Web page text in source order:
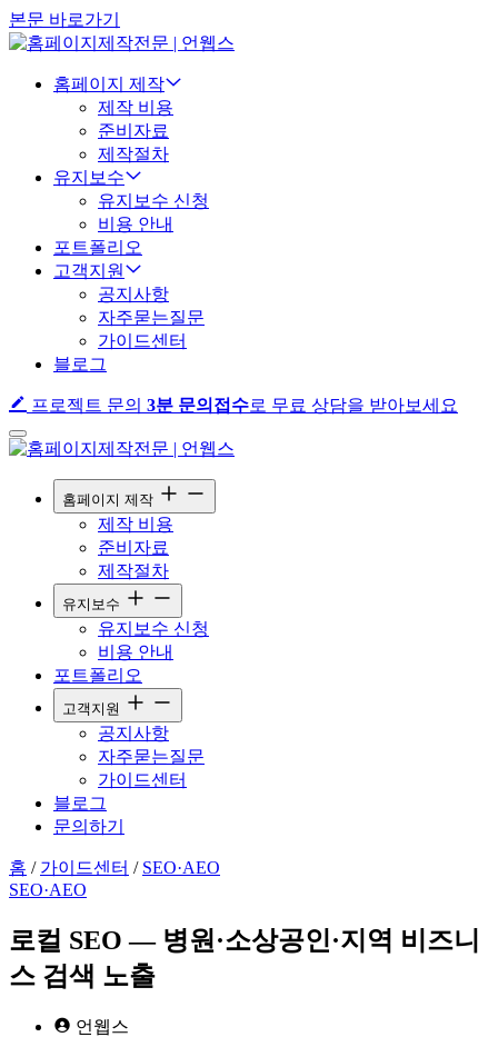
본문 바로가기
홈페이지 제작
제작 비용
준비자료
제작절차
유지보수
유지보수 신청
비용 안내
포트폴리오
고객지원
공지사항
자주묻는질문
가이드센터
블로그
프로젝트 문의 3분 문의접수로 무료 상담을 받아보세요
홈페이지 제작
제작 비용
준비자료
제작절차
유지보수
유지보수 신청
비용 안내
포트폴리오
고객지원
공지사항
자주묻는질문
가이드센터
블로그
문의하기
홈 / 가이드센터 / SEO·AEO
SEO·AEO
로컬 SEO — 병원·소상공인·지역 비즈니
스 검색 노출
언웹스